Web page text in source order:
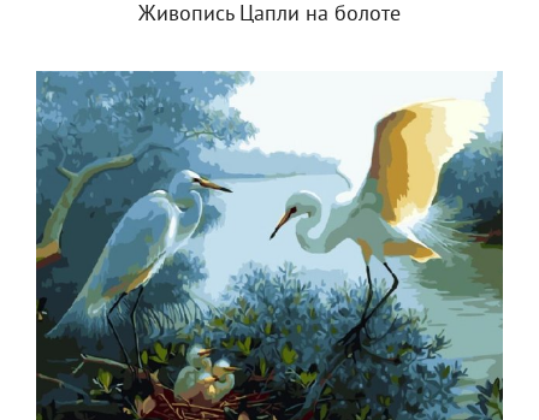
Живопись Цапли на болоте